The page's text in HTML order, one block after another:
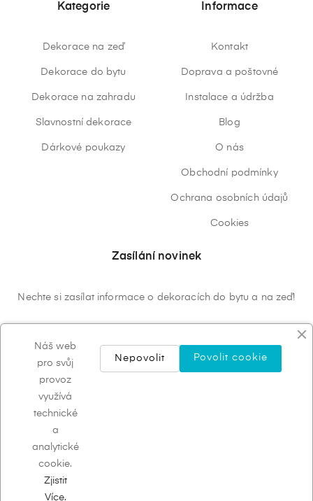
Kategorie
Dekorace na zeď
Dekorace do bytu
Dekorace na zahradu
Slavnostní dekorace
Dárkové poukazy
Informace
Kontakt
Doprava a poštovné
Instalace a údržba
Blog
O nás
Obchodní podmínky
Ochrana osobních údajů
Cookies
Zasílání novinek
Nechte si zasílat informace o dekoracích do bytu a na zeď!
Náš web
pro svůj
provoz
využívá
technické
a
analytické
cookie.
Zjistit
Více.
Povolit cookie
Nepovolit